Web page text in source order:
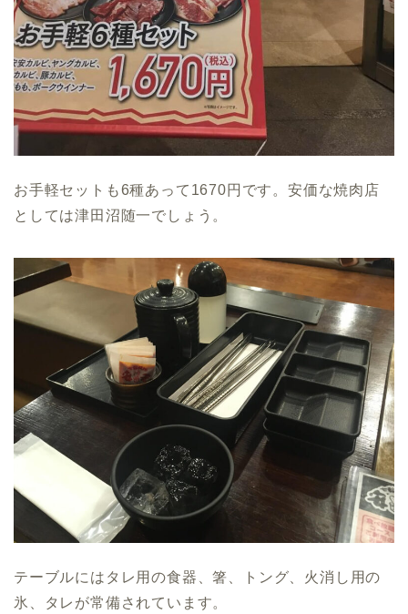
お手軽セットも6種あって1670円です。安価な焼肉店
としては津田沼随一でしょう。
テーブルにはタレ用の食器、箸、トング、火消し用の
氷、タレが常備されています。